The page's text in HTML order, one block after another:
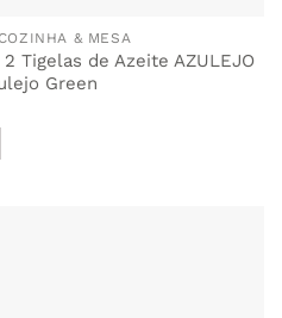
& MESA
Tigelas de Azeite AZULEJO
Green